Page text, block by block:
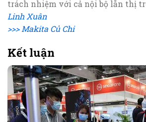
trách nhiệm với cả nội bộ lẫn thị
Linh Xuân
>>> Makita Củ Chi
Kết luận